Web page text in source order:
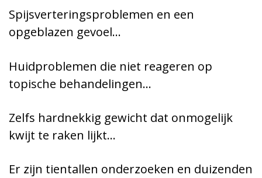
Spijsverteringsproblemen en een
opgeblazen gevoel…
Huidproblemen die niet reageren op
topische behandelingen…
Zelfs hardnekkig gewicht dat onmogelijk
kwijt te raken lijkt…
Er zijn tientallen onderzoeken en duizenden